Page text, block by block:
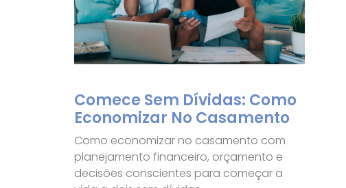
Comece Sem Dívidas: Como
Economizar No Casamento
Como economizar no casamento com
planejamento financeiro, orçamento e
decisões conscientes para começar a